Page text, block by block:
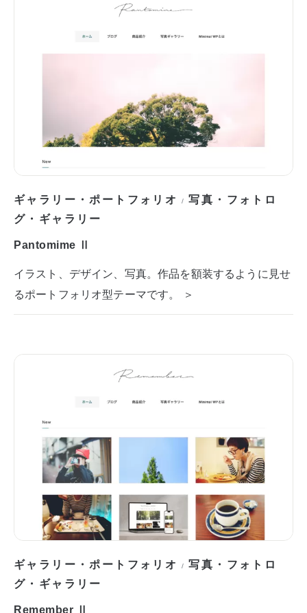
ギャラリー・ポートフォリオ /写真・フォトロ
グ・ギャラリー
Pantomime Ⅱ
イラスト、デザイン、写真。作品を額装するように見せ
るポートフォリオ型テーマです。 ＞
ギャラリー・ポートフォリオ /写真・フォトロ
グ・ギャラリー
Remember Ⅱ